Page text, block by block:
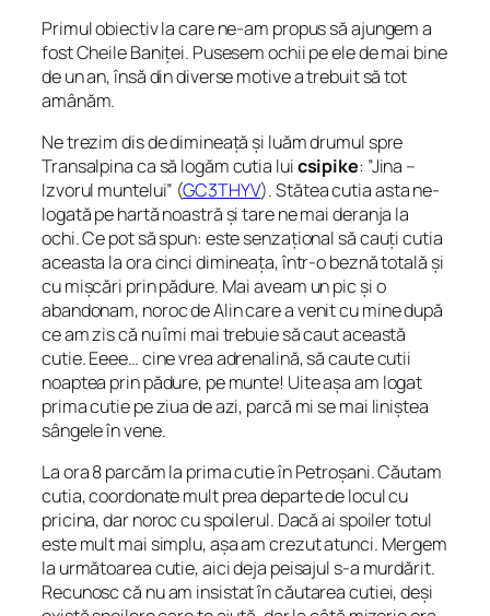
Primul obiectiv la care ne-am propus să ajungem a
fost Cheile Baniței. Pusesem ochii pe ele de mai bine
de un an, însă din diverse motive a trebuit să tot
amânăm.
Ne trezim dis de dimineață și luăm drumul spre
Transalpina ca să logăm cutia luicsipike: ”Jina –
Izvorul muntelui” (GC3THYV). Stătea cutia asta ne-
logată pe hartă noastră și tare ne mai deranja la
ochi. Ce pot să spun: este senzațional să cauți cutia
aceasta la ora cinci dimineața, într-o beznă totală și
cu mișcări prin pădure. Mai aveam un pic și o
abandonam, noroc de Alin care a venit cu mine după
ce am zis că nu îmi mai trebuie să caut această
cutie. Eeee… cine vrea adrenalină, să caute cutii
noaptea prin pădure, pe munte! Uite așa am logat
prima cutie pe ziua de azi, parcă mi se mai liniștea
sângele în vene.
La ora 8 parcăm la prima cutie în Petroșani. Căutam
cutia, coordonate mult prea departe de locul cu
pricina, dar noroc cu spoilerul. Dacă ai spoiler totul
este mult mai simplu, așa am crezut atunci. Mergem
la următoarea cutie, aici deja peisajul s-a murdărit.
Recunosc că nu am insistat în căutarea cutiei, deși